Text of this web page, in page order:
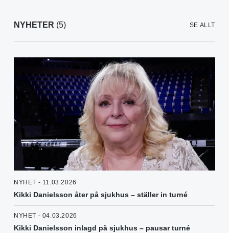
NYHETER (5) SE ALLT
NYHET - 11.03.2026
Kikki Danielsson åter på sjukhus – ställer in turné
NYHET - 04.03.2026
Kikki Danielsson inlagd på sjukhus – pausar turné